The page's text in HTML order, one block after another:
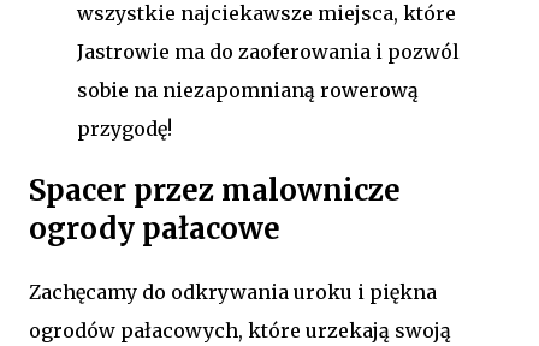
wszystkie najciekawsze miejsca, które
Jastrowie ma do zaoferowania i pozwól
sobie na niezapomnianą rowerową
przygodę!
Spacer przez malownicze
ogrody pałacowe
Zachęcamy do odkrywania uroku i piękna
ogrodów pałacowych, które urzekają swoją